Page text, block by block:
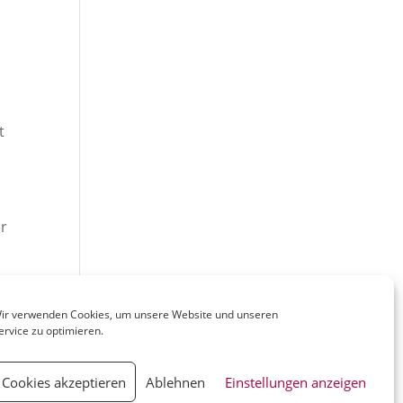
verwenden Cookies, um unsere Website und unseren
zu optimieren.
Cookies akzeptieren Ablehnen Einstellungen anzeigen